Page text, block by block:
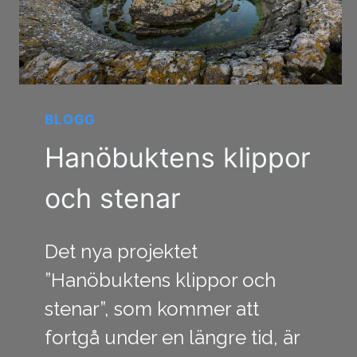
BLOGG
Hanöbuktens klippor
och stenar
Det nya projektet
”Hanöbuktens klippor och
stenar”, som kommer att
fortgå under en längre tid, är